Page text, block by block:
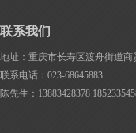
联系我们
地址：重庆市长寿区渡舟街道
联系电话：023-
陈先生：